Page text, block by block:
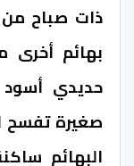
ذات صباح
بهائم
حديدي
صغيرة تفسح
البهائم